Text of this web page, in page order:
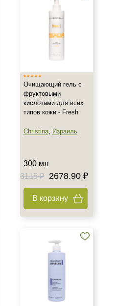
Очищающий гель с
фруктовыми
кислотами для всех
типов кожи - Fresh
Christina, Израиль
300 мл
3115 ₽
2678.90 ₽
В корзину